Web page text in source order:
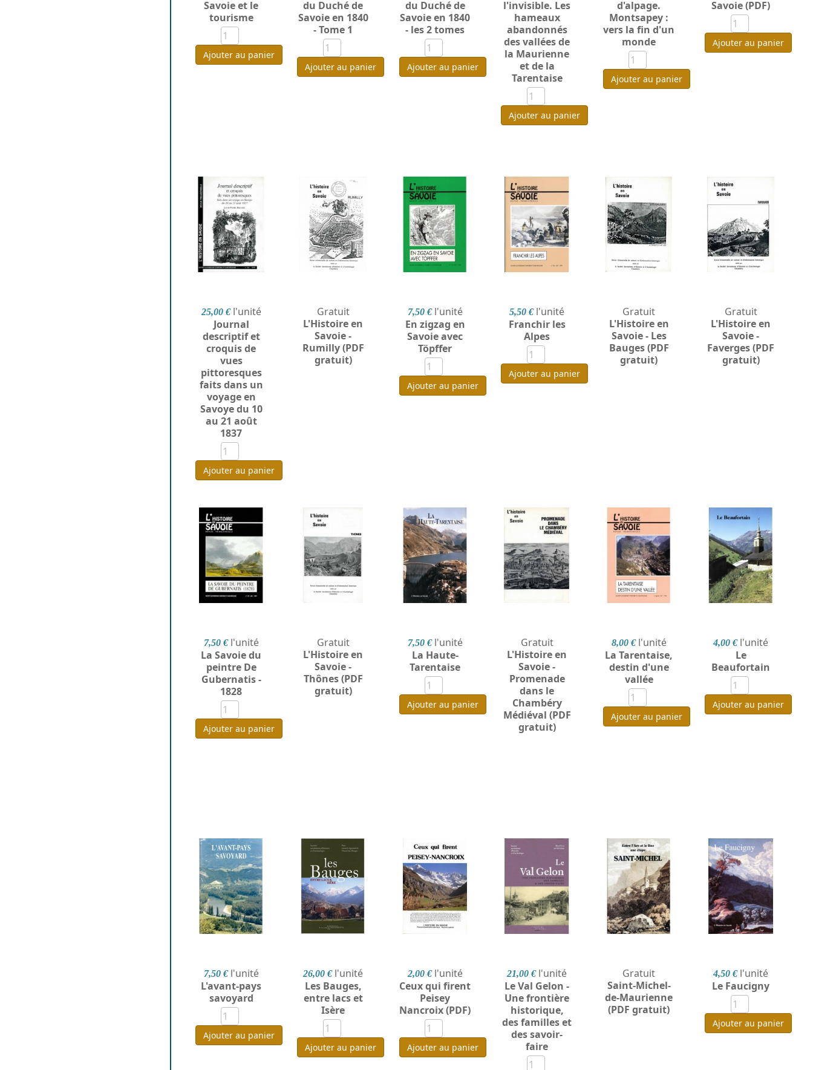
Savoie et le
tourisme
Ajouter au panier
du Duché de
Savoie en 1840
- Tome 1
Ajouter au panier
du Duché de
Savoie en 1840
- les 2 tomes
Ajouter au panier
l'invisible. Les
hameaux
abandonnés
des vallées de
la Maurienne
et de la
Tarentaise
Ajouter au panier
d'alpage.
Montsapey :
vers la fin d'un
monde
Ajouter au panier
Savoie (PDF)
Ajouter au panier
25,00 € l'unité
Journal
descriptif et
croquis de
vues
pittoresques
faits dans un
voyage en
Savoye du 10
au 21 août
1837
Ajouter au panier
Gratuit
L'Histoire en
Savoie -
Rumilly (PDF
gratuit)
7,50 € l'unité
En zigzag en
Savoie avec
Töpffer
Ajouter au panier
5,50 € l'unité
Franchir les
Alpes
Ajouter au panier
Gratuit
L'Histoire en
Savoie - Les
Bauges (PDF
gratuit)
Gratuit
L'Histoire en
Savoie -
Faverges (PDF
gratuit)
7,50 € l'unité
La Savoie du
peintre De
Gubernatis -
1828
Ajouter au panier
Gratuit
L'Histoire en
Savoie -
Thônes (PDF
gratuit)
7,50 € l'unité
La Haute-
Tarentaise
Ajouter au panier
Gratuit
L'Histoire en
Savoie -
Promenade
dans le
Chambéry
Médiéval (PDF
gratuit)
8,00 € l'unité
La Tarentaise,
destin d'une
vallée
Ajouter au panier
4,00 € l'unité
Le
Beaufortain
Ajouter au panier
7,50 € l'unité
L'avant-pays
savoyard
Ajouter au panier
26,00 € l'unité
Les Bauges,
entre lacs et
Isère
Ajouter au panier
2,00 € l'unité
Ceux qui firent
Peisey
Nancroix (PDF)
Ajouter au panier
21,00 € l'unité
Le Val Gelon -
Une frontière
historique,
des familles et
des savoir-
faire
Gratuit
Saint-Michel-
de-Maurienne
(PDF gratuit)
4,50 € l'unité
Le Faucigny
Ajouter au panier